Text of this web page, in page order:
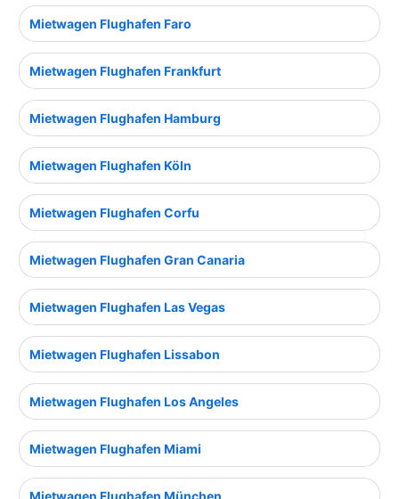
Mietwagen Flughafen Faro
Mietwagen Flughafen Frankfurt
Mietwagen Flughafen Hamburg
Mietwagen Flughafen Köln
Mietwagen Flughafen Corfu
Mietwagen Flughafen Gran Canaria
Mietwagen Flughafen Las Vegas
Mietwagen Flughafen Lissabon
Mietwagen Flughafen Los Angeles
Mietwagen Flughafen Miami
Mietwagen Flughafen München